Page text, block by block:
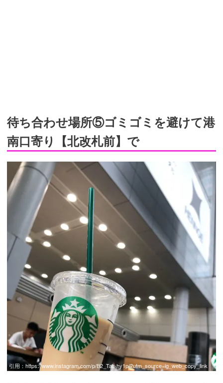
待ち合わせ場所⑤ゴミゴミを避けて港
南口寄り【北改札前】で
引用： https://www.instagram.com/p/B2_TaL-hy1p/?utm_source=ig_web_copy_link